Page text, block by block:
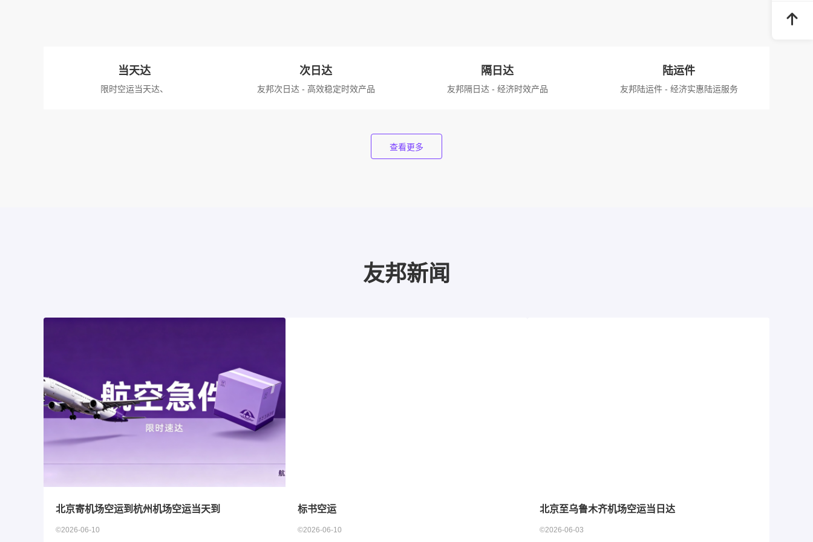
当天达
限时空运当天达、
次日达
友邦次日达 - 高效稳定时效产品
隔日达
友邦隔日达 - 经济时效产品
陆运件
友邦陆运件 - 经济实惠陆运服务
查看更多
友邦新闻
北京寄机场空运到杭州机场空运当天到
©2026-06-10
标书空运
©2026-06-10
北京至乌鲁木齐机场空运当日达
©2026-06-03